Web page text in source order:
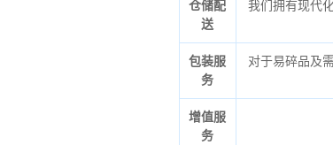
仓储配
送
我们拥有现代
包装服
务
对于易碎品及
增值服
务